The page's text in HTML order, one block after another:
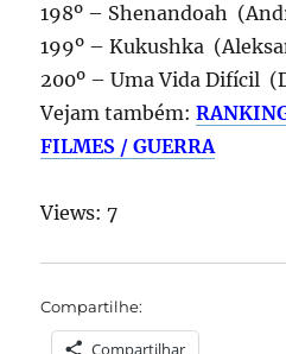
198º – Shenandoah
199º – Kukushka
200º – Uma Vida Difícil
Vejam também:
FILMES / GUERRA
Views: 7
Compartilhe:
Compartilhar